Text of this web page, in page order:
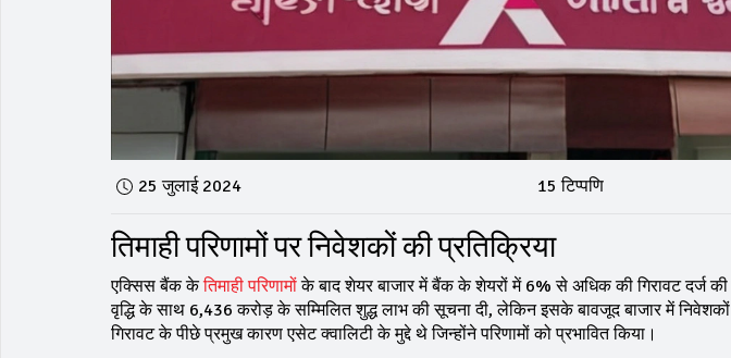
25 जुलाई 2024 15 टिप्पणि
तिमाही परिणामों पर निवेशकों की प्रतिक्रिया
एक्सिस बैंक केतिमाही परिणामों के बाद शेयर बाजार में बैंक के शेयरों में 6% से अधिक की गिरावट दर्ज
वृद्धि के साथ ₹6,436 करोड़ के सम्मिलित शुद्ध लाभ की सूचना दी, लेकिन इसके बावजूद बाजार में
गिरावट के पीछे प्रमुख कारण एसेट क्वालिटी के मुद्दे थे जिन्होंने परिणामों को प्रभावित किया।